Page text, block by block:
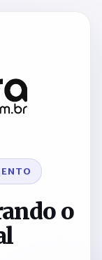
o